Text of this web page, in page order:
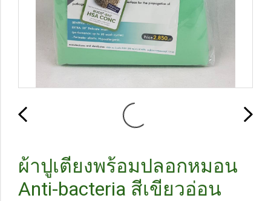
ผ้าปูเตียงพร้อมปลอกหมอน
Anti-bacteria สีเขียวอ่อน